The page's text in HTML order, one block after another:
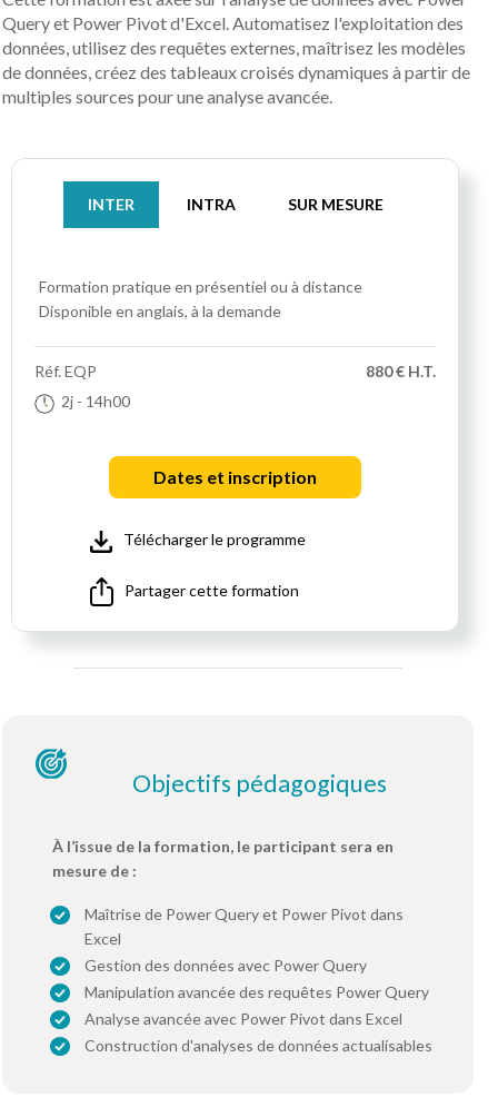
Query et Power Pivot d'Excel. Automatisez l'exploitation des
données, utilisez des requêtes externes, maîtrisez les modèles
de données, créez des tableaux croisés dynamiques à partir de
multiples sources pour une analyse avancée.
INTER INTRA SUR MESURE
Formation pratique en présentiel ou à distance
Disponible en anglais, à la demande
Réf.EQP
2j - 14h00
880 € H.T.
Dates et inscription
Télécharger le programme
Partager cette formation
Objectifs pédagogiques
À l’issue de la formation, le participant sera en
mesure de :
Maîtrise de Power Query et Power Pivot dans
Excel
Gestion des données avec Power Query
Manipulation avancée des requêtes Power Query
Analyse avancée avec Power Pivot dans Excel
Construction d'analyses de données actualisables